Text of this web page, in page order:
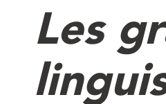
Les